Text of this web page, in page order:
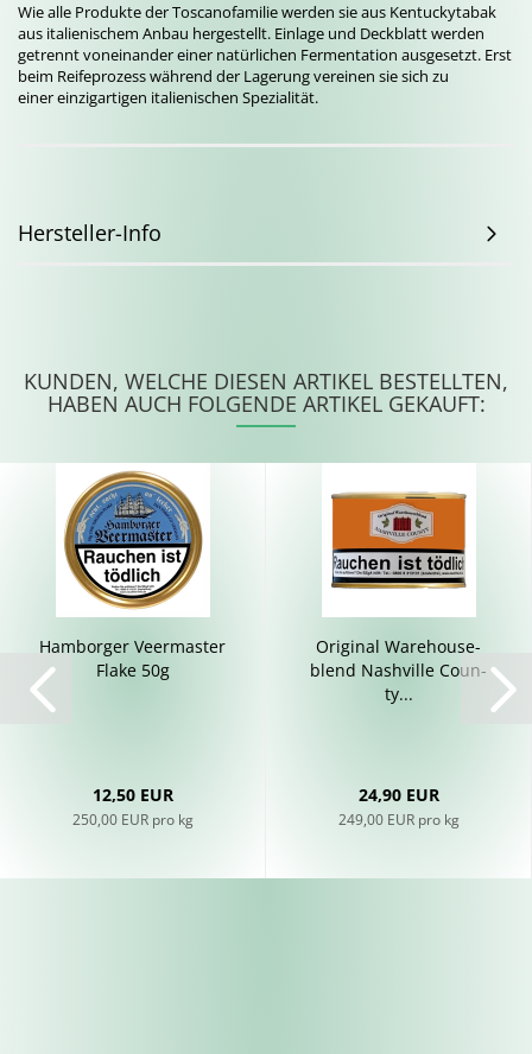
Wie alle Produkte der Toscanofamilie werden sie aus Kentuckytabak
aus italienischem Anbau hergestellt. Einlage und Deckblatt werden
getrennt voneinander einer natürlichen Fermentation ausgesetzt. Erst
beim Reifeprozess während der Lagerung vereinen sie sich zu
einer einzigartigen italienischen Spezialität.
Hersteller-Info
KUNDEN, WELCHE DIESEN ARTIKEL BESTELLTEN,
HABEN AUCH FOLGENDE ARTIKEL GEKAUFT:
Ham­bor­ger Veer­mas­ter
Flake 50g
12,50 EUR
250,00 EUR pro kg
Ori­gi­nal Ware­house­
blend Nash­ville Co­un­
ty...
24,90 EUR
249,00 EUR pro kg